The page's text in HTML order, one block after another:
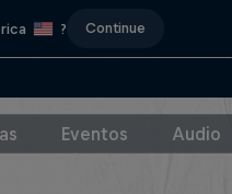
? Continue
Eventos Audio